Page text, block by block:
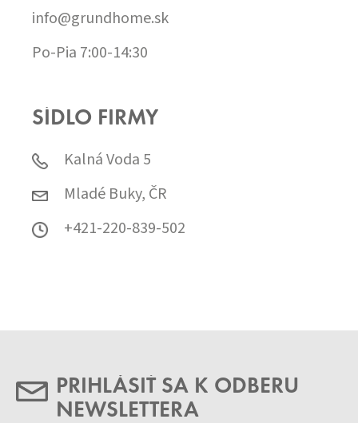
info@grundhome.sk
Po-Pia 7:00-14:30
SÍDLO FIRMY
Kalná Voda 5
Mladé Buky, ČR
+421-220-839-502
PRIHLÁSIŤ SA K ODBERU
NEWSLETTERA